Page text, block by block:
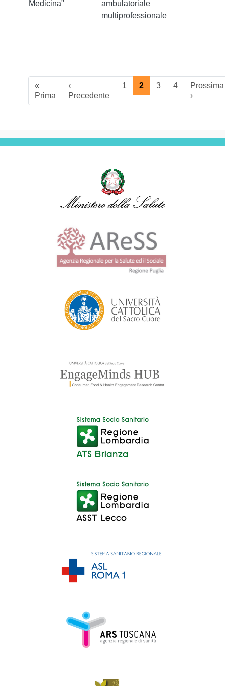
Medicina"
ambulatoriale
multiprofessionale
Paginazione
«
Prima Prima pagina
‹
PrecedentePagina precedente
1 2 3 4
Prossima
›Pagina